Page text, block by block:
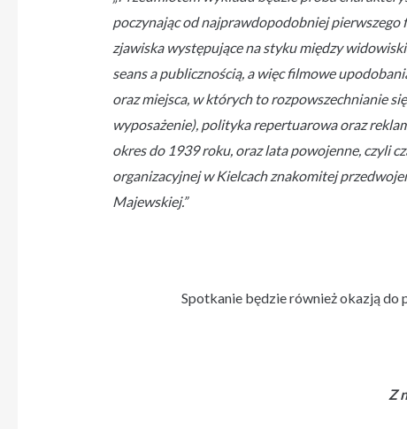
poczynając od najprawdopodobniej pierwszego
zjawiska występujące na styku między
seans a publicznością, a więc filmowe
oraz miejsca, w których to rozpowszechnianie
wyposażenie), polityka repertuarowa oraz
okres do 1939 roku, oraz lata powojenne, czyli
organizacyjnej w Kielcach znakomitej
Majewskiej.”
Spotkanie będzie również okazją
Z